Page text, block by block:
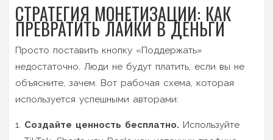
СТРАТЕГИЯ МОНЕТИЗАЦИИ: КАК
ПРЕВРАТИТЬ ЛАЙКИ В ДЕНЬГИ
Просто поставить кнопку «Поддержать»
недостаточно. Люди не будут платить, если вы не
объясните, зачем. Вот рабочая схема, которая
используется успешными авторами:
Создайте ценность бесплатно. Используйте